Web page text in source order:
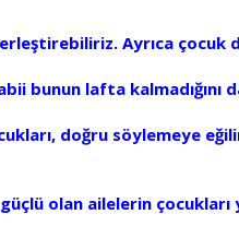
Ayrıca çocuk
bunun lafta kalmadığını
doğru söylemeye
olan ailelerin